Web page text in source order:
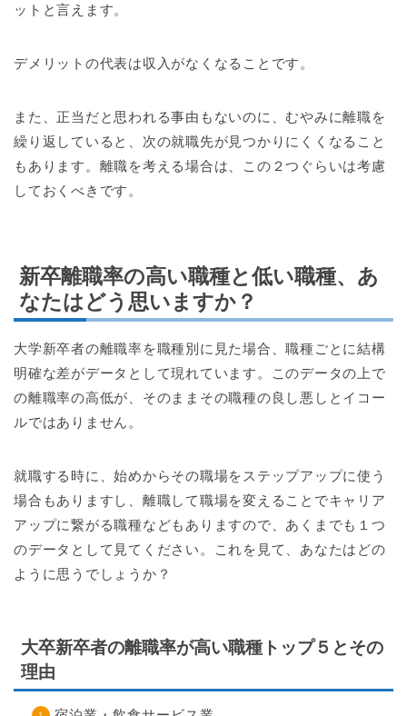
ットと言えます。
デメリットの代表は収入がなくなることです。
また、正当だと思われる事由もないのに、むやみに離職を
繰り返していると、次の就職先が見つかりにくくなること
もあります。離職を考える場合は、この２つぐらいは考慮
しておくべきです。
新卒離職率の高い職種と低い職種、あ
なたはどう思いますか？
大学新卒者の離職率を職種別に見た場合、職種ごとに結構
明確な差がデータとして現れています。このデータの上で
の離職率の高低が、そのままその職種の良し悪しとイコー
ルではありません。
就職する時に、始めからその職場をステップアップに使う
場合もありますし、離職して職場を変えることでキャリア
アップに繋がる職種などもありますので、あくまでも１つ
のデータとして見てください。これを見て、あなたはどの
ように思うでしょうか？
大卒新卒者の離職率が高い職種トップ５とその
理由